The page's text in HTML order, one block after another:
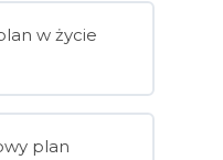
w życie
plan